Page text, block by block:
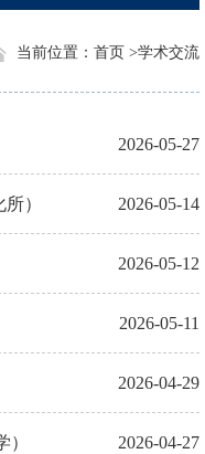
学术交流
首页 >
当前位置：
2026-05-27
） 2026-05-14
2026-05-12
2026-05-11
2026-04-29
2026-04-27